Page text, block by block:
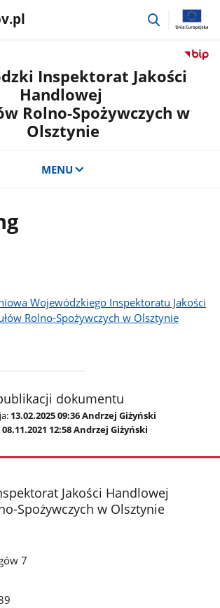
przejdź
Inspektorat Jakości
Handlowej
Rolno-Spożywczych w
Olsztynie
MENU
Wojewódzkiego Inspektoratu Jakości
Rolno-Spożywczych w Olsztynie
dokumentu
13.02.2025 09:36 Andrzej Giżyński
08.11.2021 12:58 Andrzej Giżyński
Jakości Handlowej
Spożywczych w Olsztynie
7